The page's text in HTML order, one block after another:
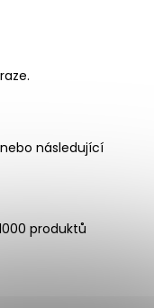
následující
produktů